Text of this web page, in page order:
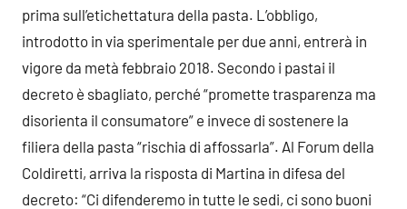
prima sull’etichettatura della pasta. L’obbligo,
introdotto in via sperimentale per due anni, entrerà in
vigore da metà febbraio 2018. Secondo i pastai il
decreto è sbagliato, perché “promette trasparenza ma
disorienta il consumatore” e invece di sostenere la
filiera della pasta “rischia di affossarla”. Al Forum della
Coldiretti, arriva la risposta di Martina in difesa del
decreto: “Ci difenderemo in tutte le sedi, ci sono buoni